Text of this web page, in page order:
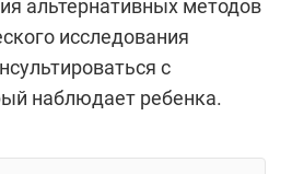
альтернативных методов
исследования
с
наблюдает ребенка.